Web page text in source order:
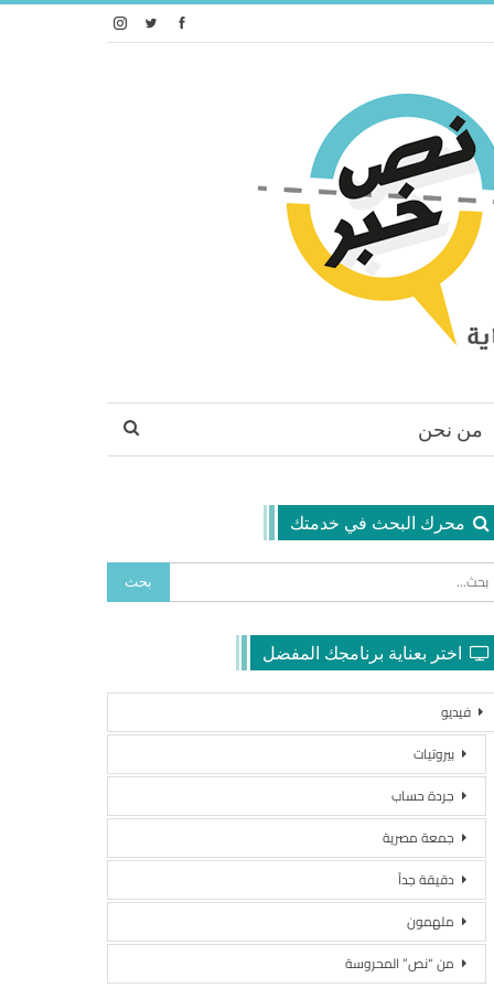
من نحن
محرك البحث في خدمتك
اختر بعناية برنامجك المفضل
فيديو
بيروتيات
جردة حساب
جمعة مصرية
دقيقة جداً
ملهمون
من “نص” المحروسة